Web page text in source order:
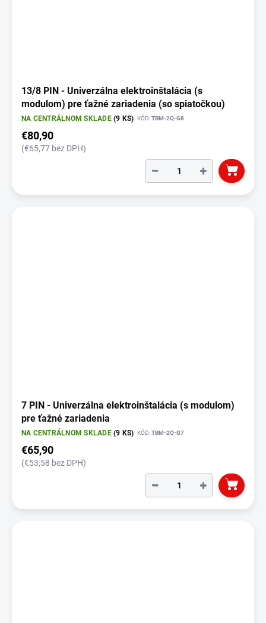
13/8 PIN - Univerzálna elektroinštalácia (s
modulom) pre ťažné zariadenia (so spiatočkou)
NA CENTRÁLNOM SKLADE(9 KS) KÓD:TBM-2Q-G8
€80,90
(€65,77 bez DPH)
+
−
7 PIN - Univerzálna elektroinštalácia (s modulom)
pre ťažné zariadenia
NA CENTRÁLNOM SKLADE(9 KS) KÓD:TBM-2Q-G7
€65,90
(€53,58 bez DPH)
+
−